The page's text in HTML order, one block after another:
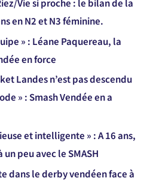
Vie si proche : le bilan de la
en N2 et N3 féminine.
» : Léane Paquereau, la
en force
Landes n’est pas descendu
» : Smash Vendée en a
et intelligente » : A 16 ans,
peu avec le SMASH
dans le derby vendéen face à